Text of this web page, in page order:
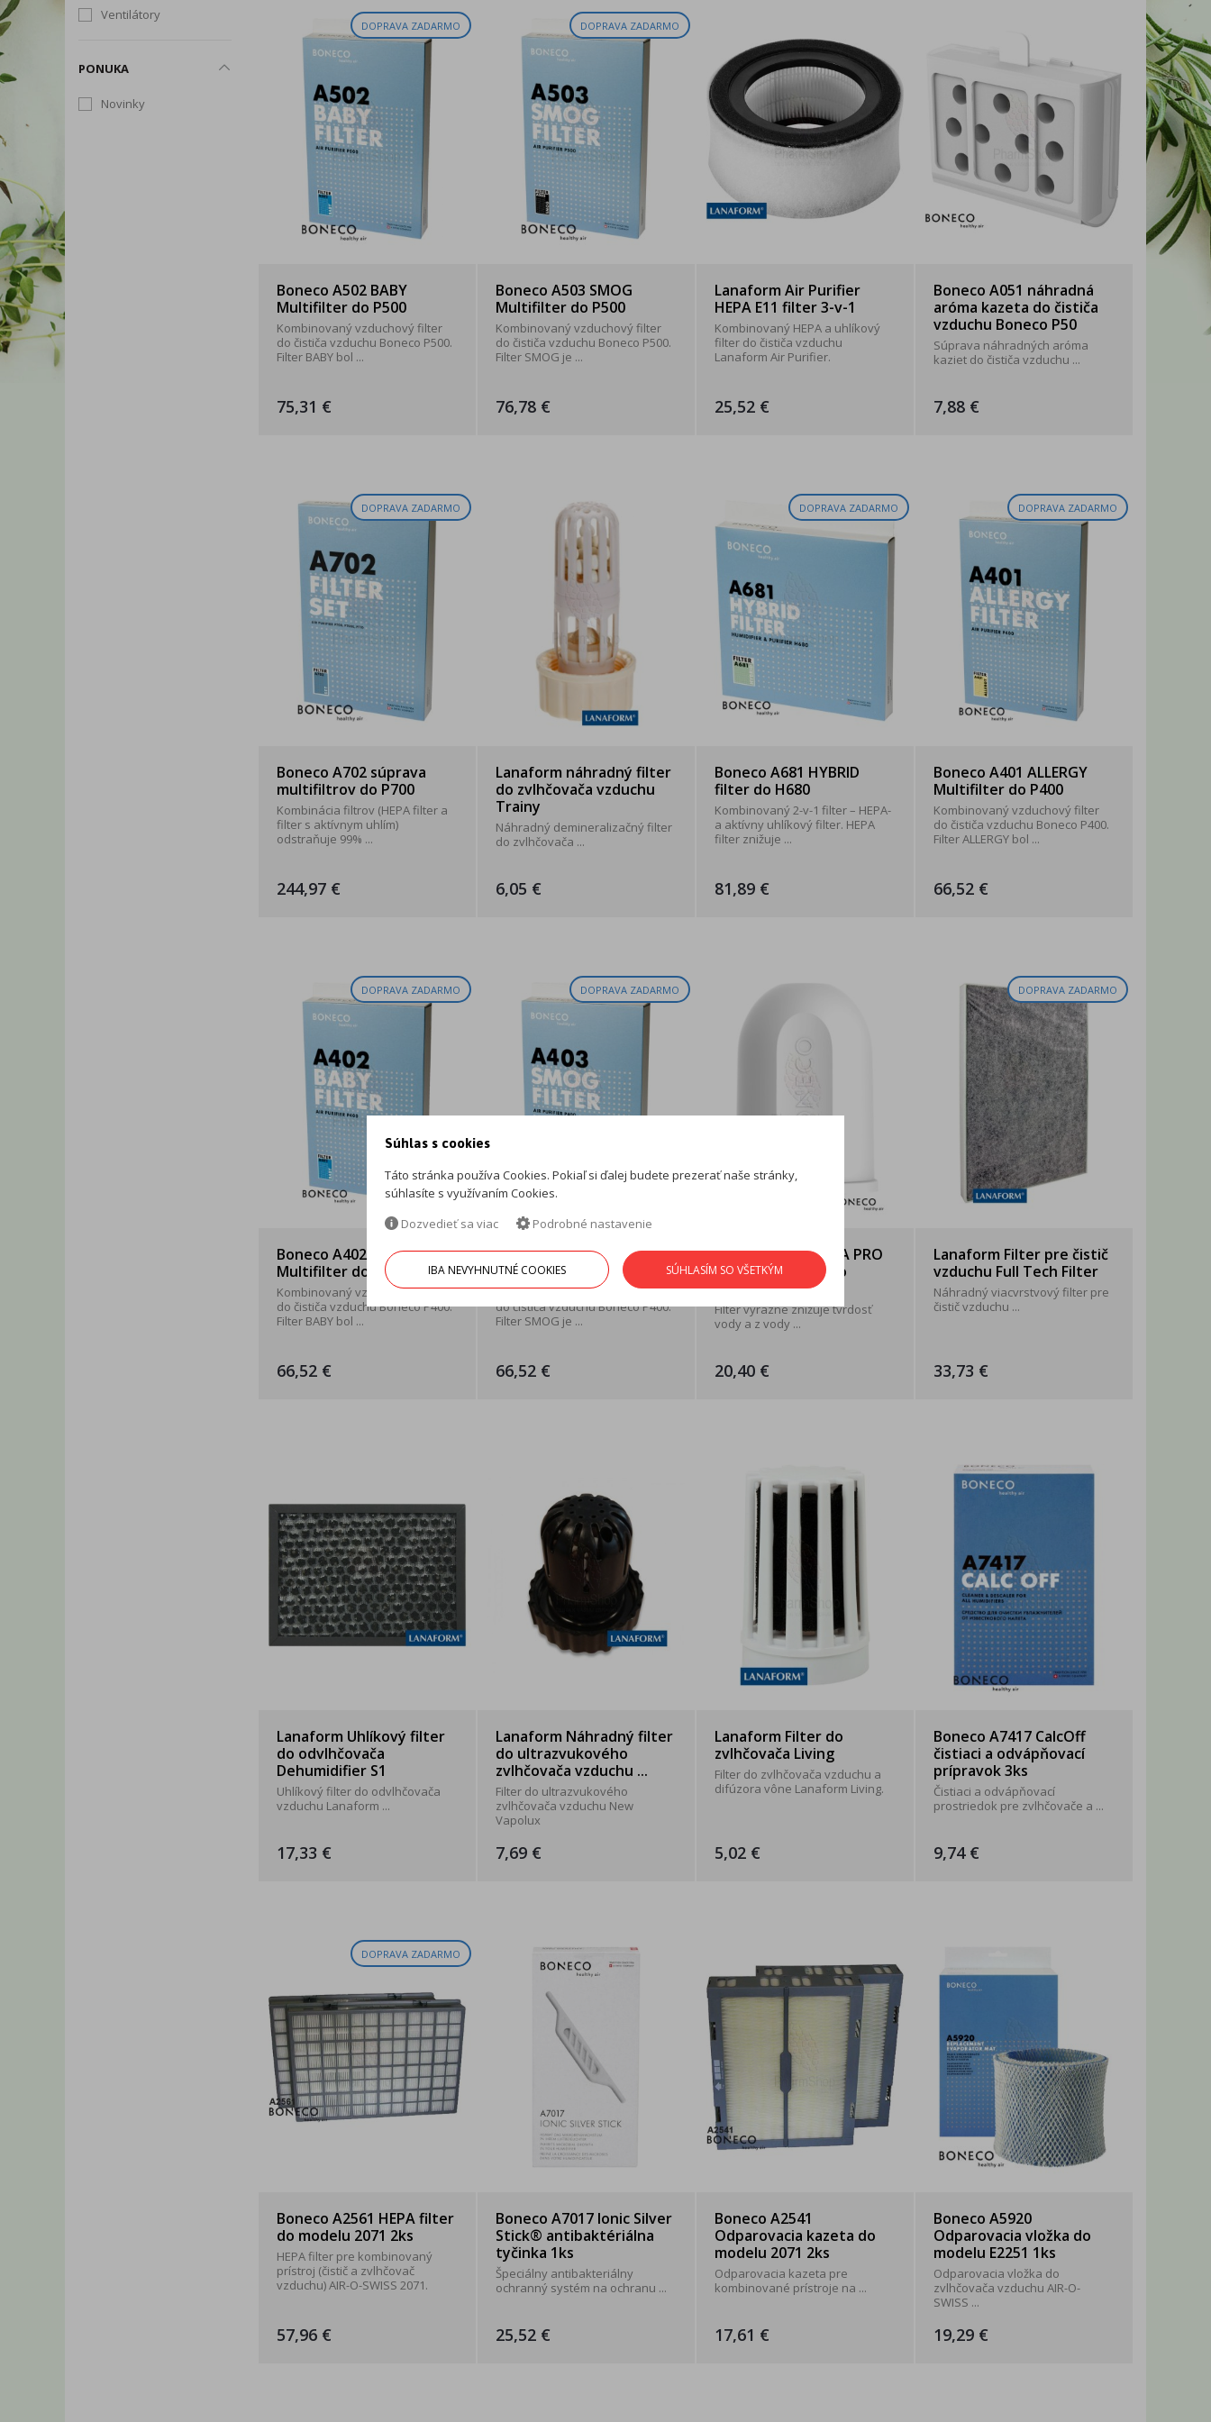
Ventilátory
PONUKA
Novinky
DOPRAVA ZADARMO
Boneco A502 BABY
Multifilter do P500
Kombinovaný vzduchový filter
do čističa vzduchu Boneco P500.
Filter BABY bol ...
75,31 €
DOPRAVA ZADARMO
Boneco A503 SMOG
Multifilter do P500
Kombinovaný vzduchový filter
do čističa vzduchu Boneco P500.
Filter SMOG je ...
76,78 €
Lanaform Air Purifier
HEPA E11 filter 3-v-1
Kombinovaný HEPA a uhlíkový
filter do čističa vzduchu
Lanaform Air Purifier.
25,52 €
Boneco A051 náhradná
aróma kazeta do čističa
vzduchu Boneco P50
Súprava náhradných aróma
kaziet do čističa vzduchu ...
7,88 €
DOPRAVA ZADARMO
Boneco A702 súprava
multifiltrov do P700
Kombinácia filtrov (HEPA filter a
filter s aktívnym uhlím)
odstraňuje 99% ...
244,97 €
Lanaform náhradný filter
do zvlhčovača vzduchu
Trainy
Náhradný demineralizačný filter
do zvlhčovača ...
6,05 €
DOPRAVA ZADARMO
Boneco A681 HYBRID
filter do H680
Kombinovaný 2-v-1 filter – HEPA-
a aktívny uhlíkový filter. HEPA
filter znižuje ...
81,89 €
DOPRAVA ZADARMO
Boneco A401 ALLERGY
Multifilter do P400
Kombinovaný vzduchový filter
do čističa vzduchu Boneco P400.
Filter ALLERGY bol ...
66,52 €
DOPRAVA ZADARMO
Boneco A402 BABY
Multifilter do P400
Kombinovaný vzduchový filter
do čističa vzduchu Boneco P400.
Filter BABY bol ...
66,52 €
DOPRAVA ZADARMO
Boneco A403 SMOG
Multifilter do P400
Kombinovaný vzduchový filter
do čističa vzduchu Boneco P400.
Filter SMOG je ...
66,52 €
Boneco A250 AQUA PRO
Vodný filter 2v1 do
ultrazvukových ...
Filter výrazne znižuje tvrdosť
vody a z vody ...
20,40 €
DOPRAVA ZADARMO
Lanaform Filter pre čistič
vzduchu Full Tech Filter
Náhradný viacvrstvový filter pre
čistič vzduchu ...
33,73 €
Lanaform Uhlíkový filter
do odvlhčovača
Dehumidifier S1
Uhlíkový filter do odvlhčovača
vzduchu Lanaform ...
17,33 €
Lanaform Náhradný filter
do ultrazvukového
zvlhčovača vzduchu ...
Filter do ultrazvukového
zvlhčovača vzduchu New
Vapolux
7,69 €
Lanaform Filter do
zvlhčovača Living
Filter do zvlhčovača vzduchu a
difúzora vône Lanaform Living.
5,02 €
Boneco A7417 CalcOff
čistiaci a odvápňovací
prípravok 3ks
Čistiaci a odvápňovací
prostriedok pre zvlhčovače a ...
9,74 €
DOPRAVA ZADARMO
Boneco A2561 HEPA filter
do modelu 2071 2ks
HEPA filter pre kombinovaný
prístroj (čistič a zvlhčovač
vzduchu) AIR-O-SWISS 2071.
57,96 €
Boneco A7017 Ionic Silver
Stick® antibaktériálna
tyčinka 1ks
Špeciálny antibakteriálny
ochranný systém na ochranu ...
25,52 €
Boneco A2541
Odparovacia kazeta do
modelu 2071 2ks
Odparovacia kazeta pre
kombinované prístroje na ...
17,61 €
Boneco A5920
Odparovacia vložka do
modelu E2251 1ks
Odparovacia vložka do
zvlhčovača vzduchu AIR-O-
SWISS ...
19,29 €
Súhlas s cookies
Táto stránka používa Cookies. Pokiaľ si ďalej budete prezerať naše stránky,
súhlasíte s využívaním Cookies.
Dozvedieť sa viac
Podrobné nastavenie
IBA NEVYHNUTNÉ COOKIES SÚHLASÍM SO VŠETKÝM